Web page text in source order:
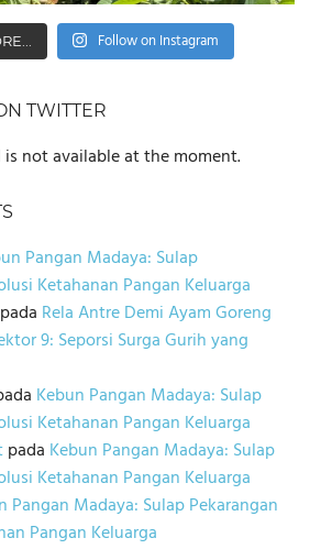
Follow on Instagram
TWITTER
not available at the moment.
Pangan Madaya: Sulap
Ketahanan Pangan Keluarga
pada Rela Antre Demi Ayam Goreng
9: Seporsi Surga Gurih yang
Kebun Pangan Madaya: Sulap
Ketahanan Pangan Keluarga
pada Kebun Pangan Madaya: Sulap
Ketahanan Pangan Keluarga
Pangan Madaya: Sulap Pekarangan
Pangan Keluarga